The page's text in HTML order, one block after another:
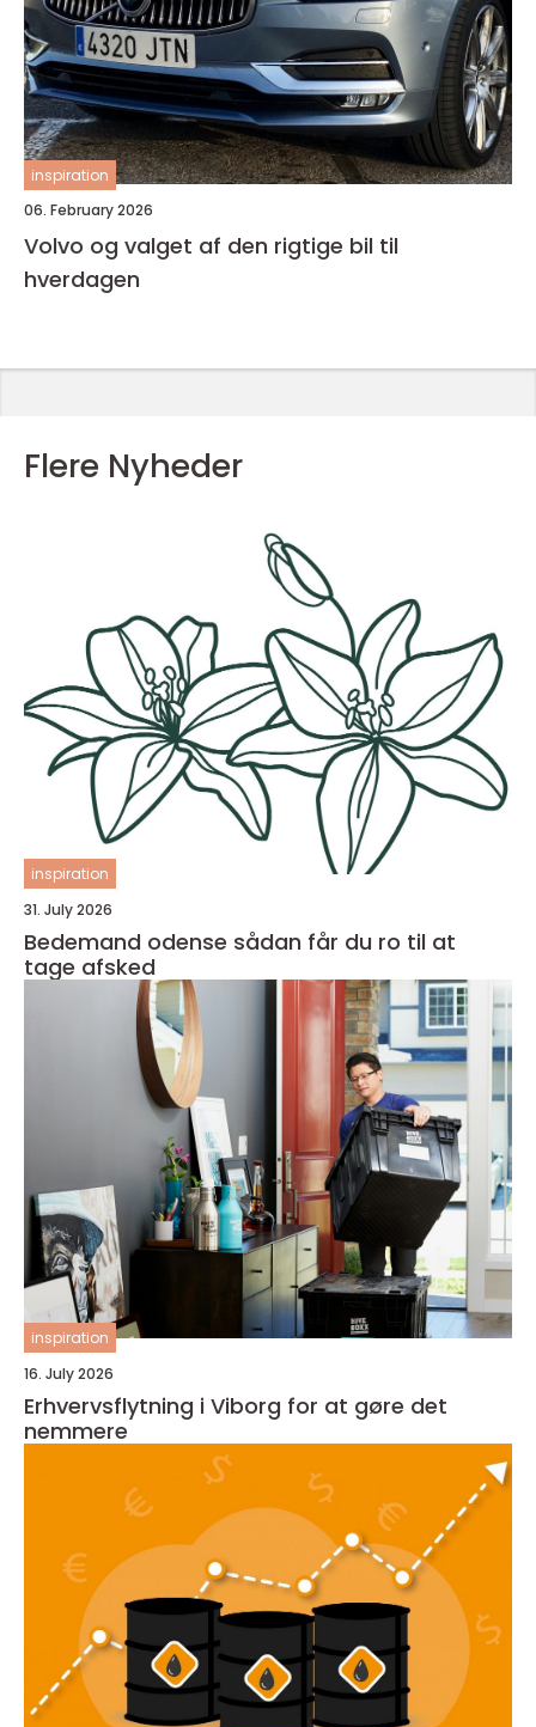
inspiration
06. February 2026
Volvo og valget af den rigtige bil til
hverdagen
Flere Nyheder
inspiration
31. July 2026
Bedemand odense sådan får du ro til at
tage afsked
inspiration
16. July 2026
Erhvervsflytning i Viborg for at gøre det
nemmere